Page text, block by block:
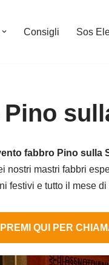
Consigli Sos
fabbro Pino sulla
nostri mastri fabbri
festivi e tutto il mese di
PREMI QUI PER